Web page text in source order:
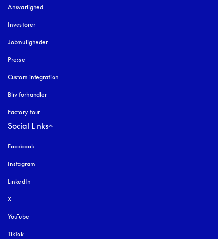
Ansvarlighed
Investorer
Jobmuligheder
Presse
Custom integration
Bliv forhandler
Factory tour
Social Links
Facebook
Instagram
LinkedIn
X
YouTube
TikTok